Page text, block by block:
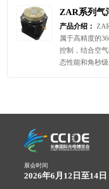
采用化设计，覆
提供灵活的定
差、全行程平
能极佳，1mm/s
辨率1nm，重复
ZAR系列气
产品介绍：
属于高精度的
控制，结合空
态性能和角秒
sec，轴向和径
量检测、生物
展会时间
2026年6月12日至14日